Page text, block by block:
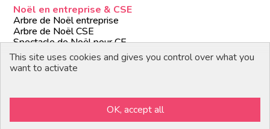
Noël en entreprise & CSE
Arbre de Noël entreprise
Arbre de Noël CSE
Spectacle de Noël pour CE
Animations de Noël entreprise
Formules de Noël clé en main
This site uses cookies and gives you control over what you
want to activate
OK, accept all